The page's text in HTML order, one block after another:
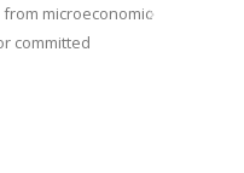
microeconomic
committed